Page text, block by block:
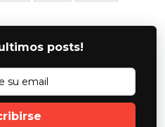
posts!